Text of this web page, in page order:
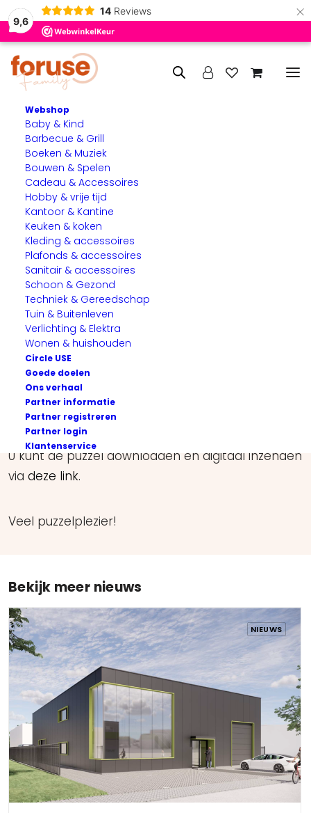
9,6
14 Reviews ×
Webshop
Baby & Kind
Barbecue & Grill
Boeken & Muziek
Bouwen & Spelen
Cadeau & Accessoires
Hobby & vrije tijd
Kantoor & Kantine
Keuken & koken
Kleding & accessoires
Plafonds & accessoires
Sanitair & accessoires
Schoon & Gezond
Techniek & Gereedschap
Tuin & Buitenleven
Verlichting & Elektra
Wonen & huishouden
Circle USE
Goede doelen
Ons verhaal
Partner informatie
Partner registreren
Partner login
Klantenservice
Puzzel voor de leeftijd -12
9 juli 2024
Puzzelen met Foruse family in RD magazine
Maak de zomerpuzzel en win een leuke prijs!
U kunt de puzzel downloaden en digitaal inzenden
via deze link.
Veel puzzelplezier!
Bekijk meer nieuws
NIEUWS